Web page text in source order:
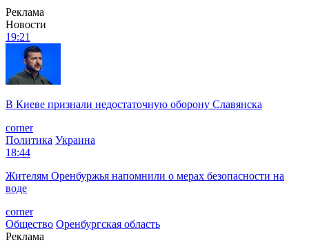
Реклама
Новости
19:21
В Киеве признали недостаточную оборону Славянска
corner
Политика Украина
18:44
Жителям Оренбуржья напомнили о мерах безопасности на
воде
corner
Общество Оренбургская область
Реклама